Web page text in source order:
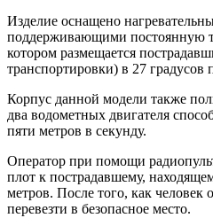
Изделие оснащено
поддерживающими постоянную
котором размещается
транспортировки) в 27 градусов
Корпус данной модели также
два водометных двигателя
пяти метров в секунду.
Оператор при помощи
плот к пострадавшему,
метров. После того, как человек
перевезти в безопасное место.